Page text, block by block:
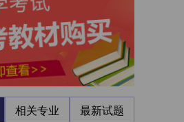
相关专业 最新试题